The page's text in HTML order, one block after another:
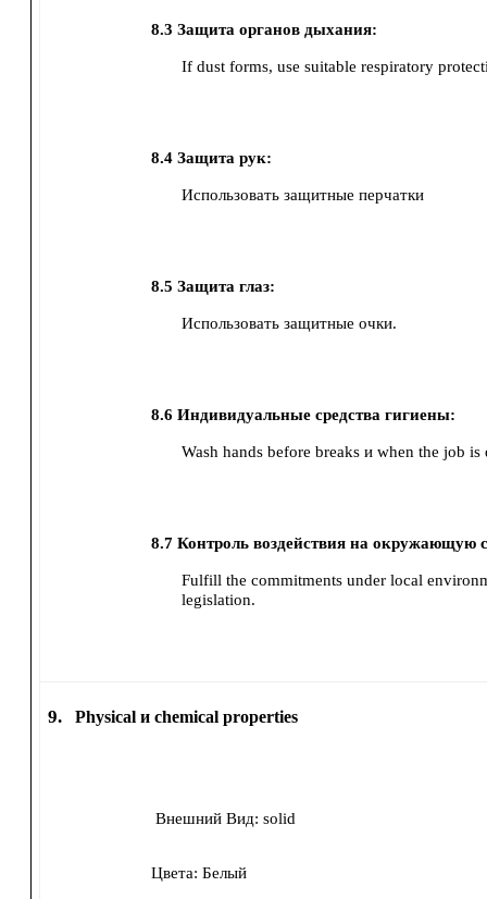
8.3 Защита органов дыхания:
If dust forms, use suitable respiratory
8.4 Защита рук:
Использовать защитные перчатки
8.5 Защита глаз:
Использовать защитные очки.
8.6 Индивидуальные средства гигиены:
Wash hands before breaks и when the job is
8.7 Контроль воздействия на окружающую
Fulfill the commitments under local
legislation.
9. Physical и chemical properties
Внешний Вид: solid
Цвета: Белый